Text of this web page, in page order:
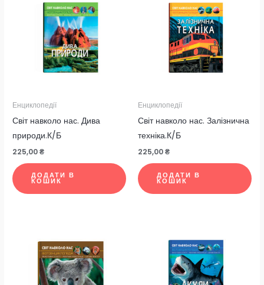
Енциклопедії
Світ навколо нас. Дива
природи.К/Б
225,00₴
ДОДАТИ В
КОШИК
Енциклопедії
Світ навколо нас. Залізнична
техніка.К/Б
225,00₴
ДОДАТИ В
КОШИК